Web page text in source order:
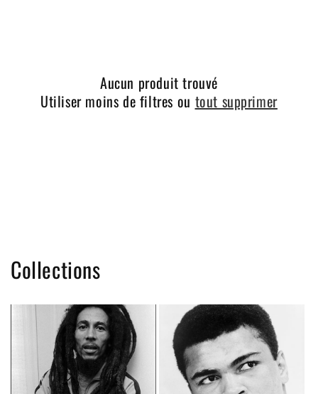
Aucun produit trouvé
Utiliser moins de filtres ou tout supprimer
Collections